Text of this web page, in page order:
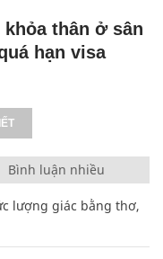
thân ở sân
hạn visa
Bình luận nhiều
lượng giác bằng thơ,